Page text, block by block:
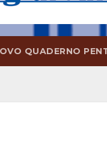
QUADERNO